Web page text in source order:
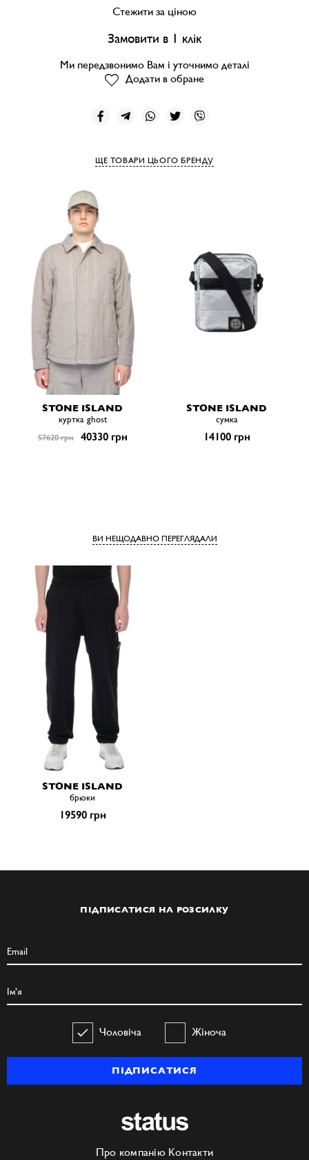
Стежити за ціною
Замовити в 1 клік
Ми передзвонимо Вам і уточнимо деталі
Додати в обране
ЩЕ ТОВАРИ ЦЬОГО БРЕНДУ
STONE ISLAND
куртка ghost
57620 грн 40330 грн
STONE ISLAND
сумка
14100 грн
ВИ НЕЩОДАВНО ПЕРЕГЛЯДАЛИ
STONE ISLAND
брюки
19590 грн
ПІДПИСАТИСЯ НА РОЗСИЛКУ
Чоловіча Жіноча
ПІДПИСАТИСЯ
Про компанію Контакти